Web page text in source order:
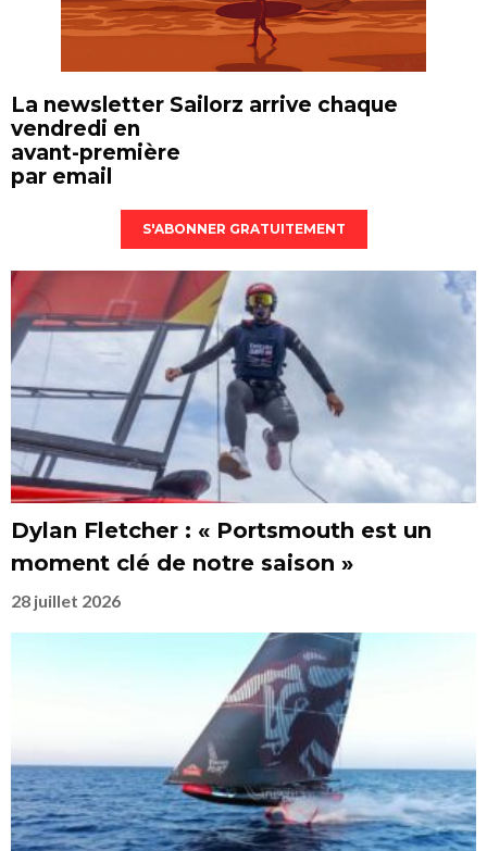
La newsletter Sailorz arrive chaque
vendredi en
avant-première
par email
S'ABONNER GRATUITEMENT
Dylan Fletcher : « Portsmouth est un
moment clé de notre saison »
28 juillet 2026